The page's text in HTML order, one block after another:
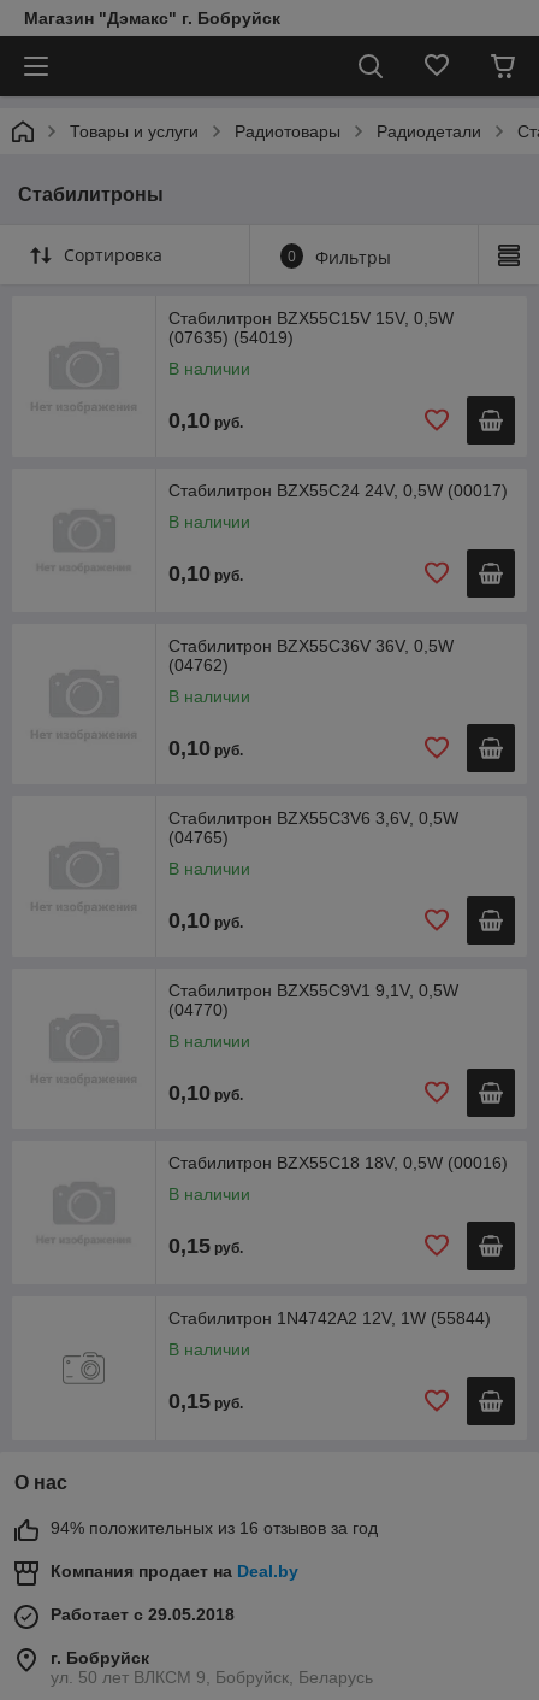
Магазин "Дэмакс" г. Бобруйск
Товары и услуги Радиотовары Радиодетали
Стабилитроны
Сортировка 0 Фильтры
Стабилитрон BZX55C15V 15V, 0,5W
(07635) (54019)
В наличии
0,10 руб.
Стабилитрон BZX55C24 24V, 0,5W (00017)
В наличии
0,10 руб.
Стабилитрон BZX55C36V 36V, 0,5W
(04762)
В наличии
0,10 руб.
Стабилитрон BZX55C3V6 3,6V, 0,5W
(04765)
В наличии
0,10 руб.
Стабилитрон BZX55C9V1 9,1V, 0,5W
(04770)
В наличии
0,10 руб.
Стабилитрон BZX55C18 18V, 0,5W (00016)
В наличии
0,15 руб.
Стабилитрон 1N4742A2 12V, 1W (55844)
В наличии
0,15 руб.
О нас
94% положительных из 16 отзывов за год
Компания продает на Deal.by
Работает с 29.05.2018
г. Бобруйск
ул. 50 лет ВЛКСМ 9, Бобруйск, Беларусь